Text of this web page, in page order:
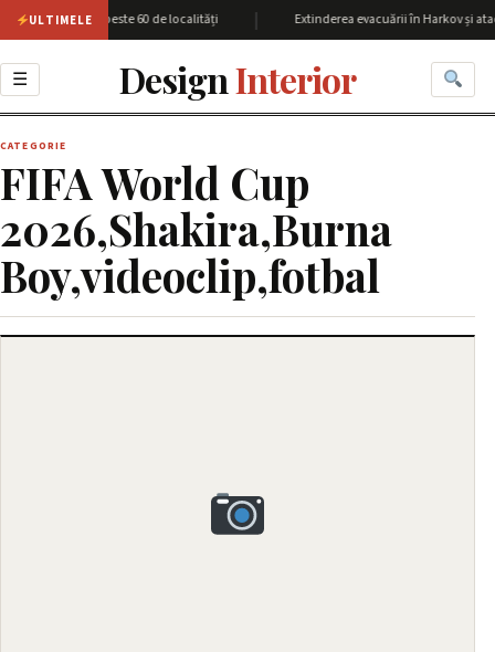
ULTIMELE
Harkov cu peste 60 de localități Extinderea evacuării în Harkov și
☰ DesignInterior
CATEGORIE
FIFA World Cup
2026,Shakira,Burna
Boy,videoclip,fotbal